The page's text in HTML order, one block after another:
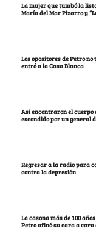
La mujer que tumbó la
María del Mar Pizarro y
Los opositores de Petro
entró a la Casa Blanca
Así encontraron el cuerpo
escondido por un general
Regresar a la radio para
contra la depresión
La casona más de 100
Petro afinó su cara a cara